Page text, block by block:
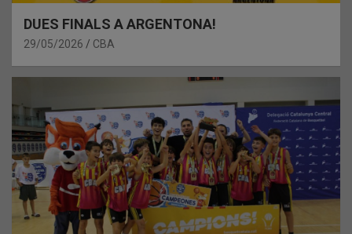
DUES FINALS A ARGENTONA!
29/05/2026 CBA